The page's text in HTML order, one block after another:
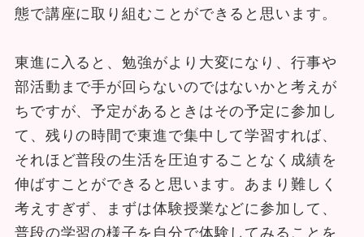
態で講座に取り組むことができると思います。
東進に入ると、勉強がより大変になり、行事や
部活動まで手が回らないのではないかと考えが
ちですが、予定があるときはその予定に参加し
て、残りの時間で東進で集中して学習すれば、
それほど普段の生活を圧迫することなく成績を
伸ばすことができると思います。あまり難しく
考えすぎず、まずは体験授業などに参加して、
普段の学習の様子を自分で体験してみることを